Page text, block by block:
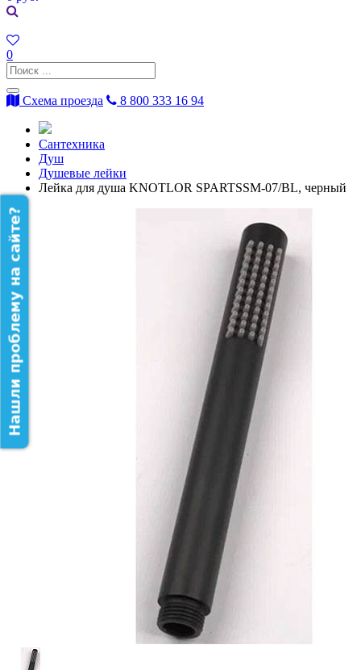
0
Схема проезда 8 800 333 16 94
Сантехника
Душ
Душевые лейки
Лейка для душа KNOTLOR SPARTSSM-07/BL, черный
Нашли проблему на сайте?